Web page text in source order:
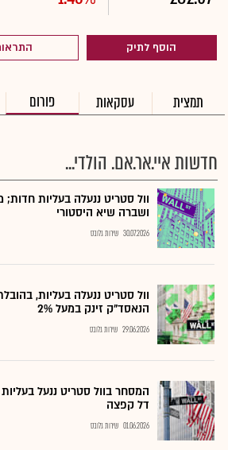
הוסף לתיק
תמצית עסקאות פורום
חדשות איי.אר.אם. הולדי...
ושברה שיא היסטורי
30.07.2026 שירות גלובס
וול סטריט ננעלה בעליות,
הנאסד"ק זינק במעל 2%
29.06.2026 שירות גלובס
המסחר בוול סטריט ננעל
דל קפצה
01.06.2026 שירות גלובס